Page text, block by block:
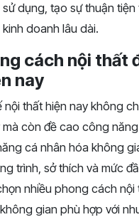
dụng, tạo sự thuận
doanh lâu dài.
cách nội thất
nay
nội thất hiện nay không
mà còn đề cao công
cá nhân hóa không
trình, sở thích và mức
nhiều phong cách nội
gian phù hợp với